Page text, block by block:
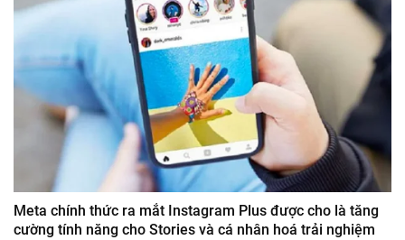
Meta chính thức ra mắt Instagram Plus được cho là tăng
cường tính năng cho Stories và cá nhân hoá trải nghiệm